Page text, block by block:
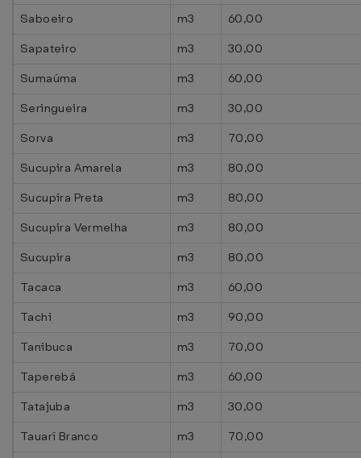
Saboeiro
m3
60,00
Sapateiro
m3
30,00
Sumaúma
m3
60,00
Seringueira
m3
30,00
Sorva
m3
70,00
Sucupira Amarela
m3
80,00
Sucupira Preta
m3
80,00
Sucupira Vermelha
m3
80,00
Sucupira
m3
80,00
Tacaca
m3
60,00
Tachi
m3
90,00
Tanibuca
m3
70,00
Taperebá
m3
60,00
Tatajuba
m3
30,00
Tauarí Branco
m3
70,00